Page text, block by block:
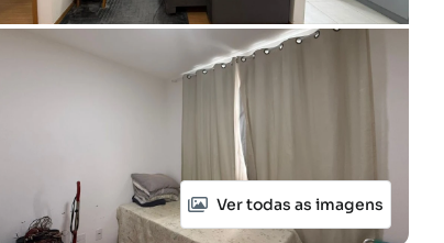
Ver todas as imagens